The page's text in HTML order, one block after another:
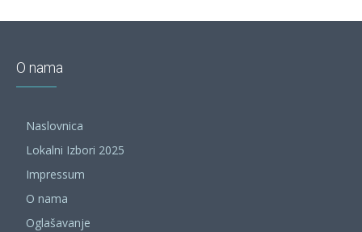
O nama
Naslovnica
Lokalni Izbori 2025
Impressum
O nama
Oglašavanje